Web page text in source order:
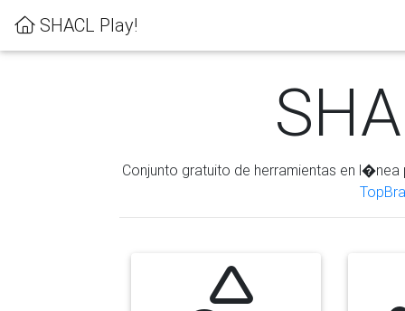
SHACL Play!
Conjunto gratuito de herramientas en